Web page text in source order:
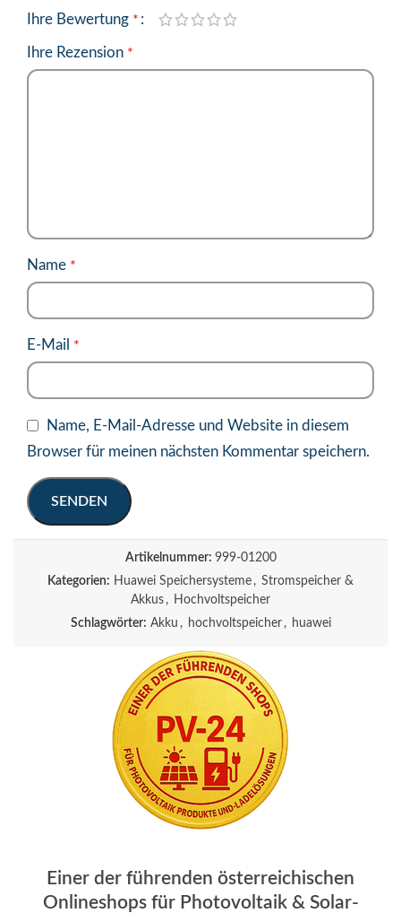
Ihre Bewertung *
Ihre Rezension *
Name *
E-Mail *
Name, E-Mail-Adresse und Website in diesem
Browser für meinen nächsten Kommentar speichern.
Artikelnummer: 999-01200
Kategorien: Huawei Speichersysteme , Stromspeicher &
Akkus , Hochvoltspeicher
Schlagwörter: Akku , hochvoltspeicher , huawei
Einer der führenden österreichischen
Onlineshops für Photovoltaik & Solar-